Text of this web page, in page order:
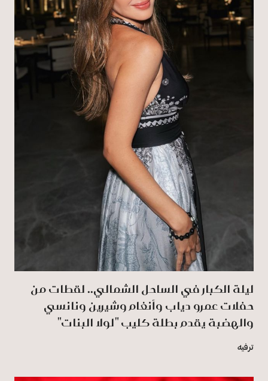
ليلة الكبار في الساحل الشمالي.. لقطات من
حفلات عمرو دياب وأنغام وشيرين ونانسي
والهضبة يقدم بطلة كليب "لولا البنات"
ترفيه